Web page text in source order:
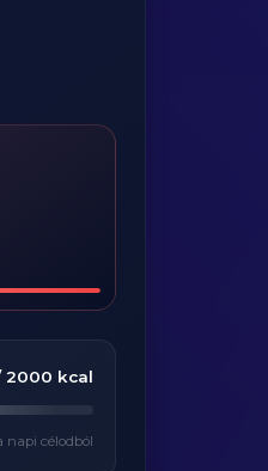
2000 kcal
napi célodból